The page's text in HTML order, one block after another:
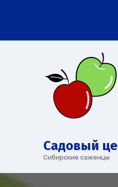
Cадовый
Сибирские саженцы